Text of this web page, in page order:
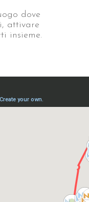
dove
attivare
insieme.